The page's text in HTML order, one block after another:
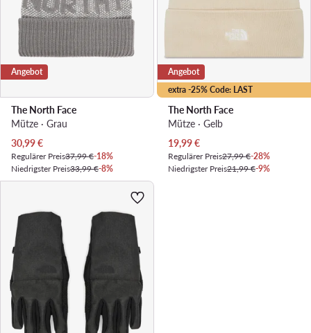
Angebot
The North Face
Mütze · Grau
Aktueller Preis
30,99€
Regulärer Preis37,99 €-18%
Niedrigster Preis33,99 €-8%
extra -25% Code: LAST
Angebot
The North Face
Mütze · Gelb
Aktueller Preis
19,99€
Regulärer Preis27,99 €-28%
Niedrigster Preis21,99 €-9%